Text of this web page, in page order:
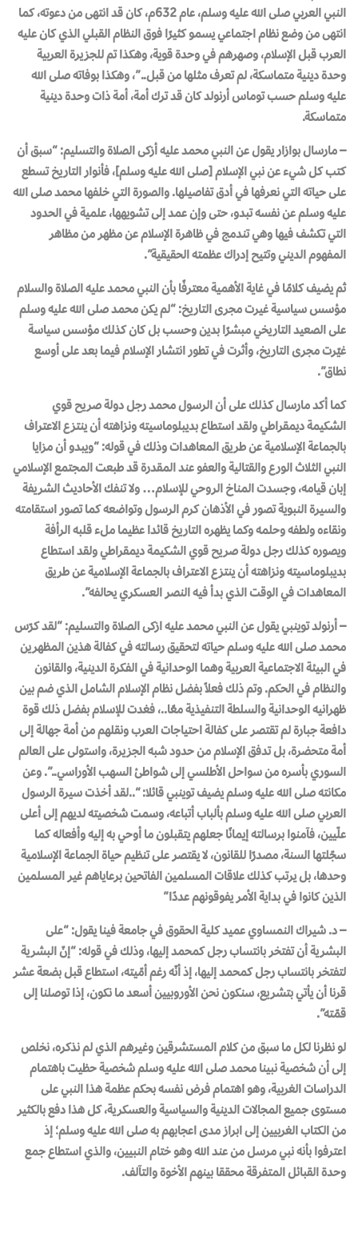
النبي العربي صلى الله عليه وسلم، عام 632م، كان قد انتهى من دعوته، كما
انتهى من وضع نظام اجتماعي يسمو كثيرًا فوق النظام القبلي الذي كان عليه
العرب قبل الإسلام، وصهرهم في وحدة قوية، وهكذا تم للجزيرة العربية
وحدة دينية متماسكة، لم تعرف مثلها من قبل..”، وهكذا بوفاته صلى الله
عليه وسلم حسب توماس أرنولد كان قد ترك أمة، أمة ذات وحدة دينية
متماسكة.
– مارسال بوازار يقول عن النبي محمد عليه أزكى الصلاة والتسليم: “سبق أن
كتب كل شيء عن نبي الإسلام [صلى الله عليه وسلم]، فأنوار التاريخ تسطع
على حياته التي نعرفها في أدق تفاصيلها. والصورة التي خلفها محمد صلى الله
عليه وسلم عن نفسه تبدو، حتى وإن عمد إلى تشويهها، علمية في الحدود
التي تكشف فيها وهي تندمج في ظاهرة الإسلام عن مظهر من مظاهر
المفهوم الديني وتتيح إدراك عظمته الحقيقية”.
ثم يضيف كلامًا في غاية الأهمية معترفًا بأن النبي محمد عليه الصلاة والسلام
مؤسس سياسية غيرت مجرى التاريخ: “لم يكن محمد صلى الله عليه وسلم
على الصعيد التاريخي مبشرًا بدين وحسب بل كان كذلك مؤسس سياسة
غيّرت مجرى التاريخ، وأثرت في تطور انتشار الإسلام فيما بعد على أوسع
نطاق”.
كما أكد مارسال كذلك على أن الرسول محمد رجل دولة صريح قوي
الشكيمة ديمقراطي ولقد استطاع بديبلوماسيته ونزاهته أن ينتزع الاعتراف
بالجماعة الإسلامية عن طريق المعاهدات وذلك في قوله: “ويبدو أن مزايا
النبي الثلاث الورع والقتالية والعفو عند المقدرة قد طبعت المجتمع الإسلامي
إبان قيامه، وجسدت المناخ الروحي للإسلام… ولا تنفك الأحاديث الشريفة
والسيرة النبوية تصور في الأذهان كرم الرسول وتواضعه كما تصور استقامته
ونقاءه ولطفه وحلمه وكما يظهره التاريخ قائدا عظيما ملء قلبه الرأفة
ويصوره كذلك رجل دولة صريح قوي الشكيمة ديمقراطي ولقد استطاع
بديبلوماسيته ونزاهته أن ينتزع الاعتراف بالجماعة الإسلامية عن طريق
المعاهدات في الوقت الذي بدأ فيه النصر العسكري يحالفه”.
– أرنولد توينبي يقول عن النبي محمد عليه ازكى الصلاة والتسليم: “لقد كرّس
محمد صلى الله عليه وسلم حياته لتحقيق رسالته في كفالة هذين المظهرين
في البيئة الاجتماعية العربية وهما الوحدانية في الفكرة الدينية، والقانون
والنظام في الحكم. وتم ذلك فعلاً بفضل نظام الإسلام الشامل الذي ضم بين
ظهرانيه الوحدانية والسلطة التنفيذية معًا..، فغدت للإسلام بفضل ذلك قوة
دافعة جبارة لم تقتصر على كفالة احتياجات العرب ونقلهم من أمة جهالة إلى
أمة متحضرة، بل تدفق الإسلام من حدود شبه الجزيرة، واستولى على العالم
السوري بأسره من سواحل الأطلسي إلى شواطئ السهب الأوراسي..”. وعن
مكانته صلى الله عليه وسلم يضيف توينبي قائلا: “..لقد أخذت سيرة الرسول
العربي صلى الله عليه وسلم بألباب أتباعه، وسمت شخصيته لديهم إلى أعلى
علّيين، فآمنوا برسالته إيمانًا جعلهم يتقبلون ما أوحي به إليه وأفعاله كما
سجّلتها السنة، مصدرًا للقانون، لا يقتصر على تنظيم حياة الجماعة الإسلامية
وحدها، بل يرتب كذلك علاقات المسلمين الفاتحين برعاياهم غير المسلمين
الذين كانوا في بداية الأمر يفوقونهم عددًا”
– د. شيراك النمساوي عميد كلية الحقوق في جامعة فينا يقول: “على
البشرية أن تفتخر بانتساب رجل كمحمد إليها، وذلك في قوله: “إنّ البشرية
لتفتخر بانتساب رجل كمحمد إليها، إذ أنّه رغم أمّيته، استطاع قبل بضعة عشر
قرنا أن يأتي بتشريع، سنكون نحن الأوروبيين أسعد ما نكون، إذا توصلنا إلى
قمّته”.
لو نظرنا لكل ما سبق من كلام المستشرقين وغيرهم الذي لم نذكره، نخلص
إلى أن شخصية نبينا محمد صلى الله عليه وسلم شخصية حظيت باهتمام
الدراسات الغربية، وهو اهتمام فرض نفسه بحكم عظمة هذا النبي على
مستوى جميع المجالات الدينية والسياسية والعسكرية، كل هذا دفع بالكثير
من الكتاب الغربيين إلى ابراز مدى اعجابهم به صلى الله عليه وسلم؛ إذ
اعترفوا بأنه نبي مرسل من عند الله وهو ختام النبيين، والذي استطاع جمع
وحدة القبائل المتفرقة محققا بينهم الأخوة والتآلف.